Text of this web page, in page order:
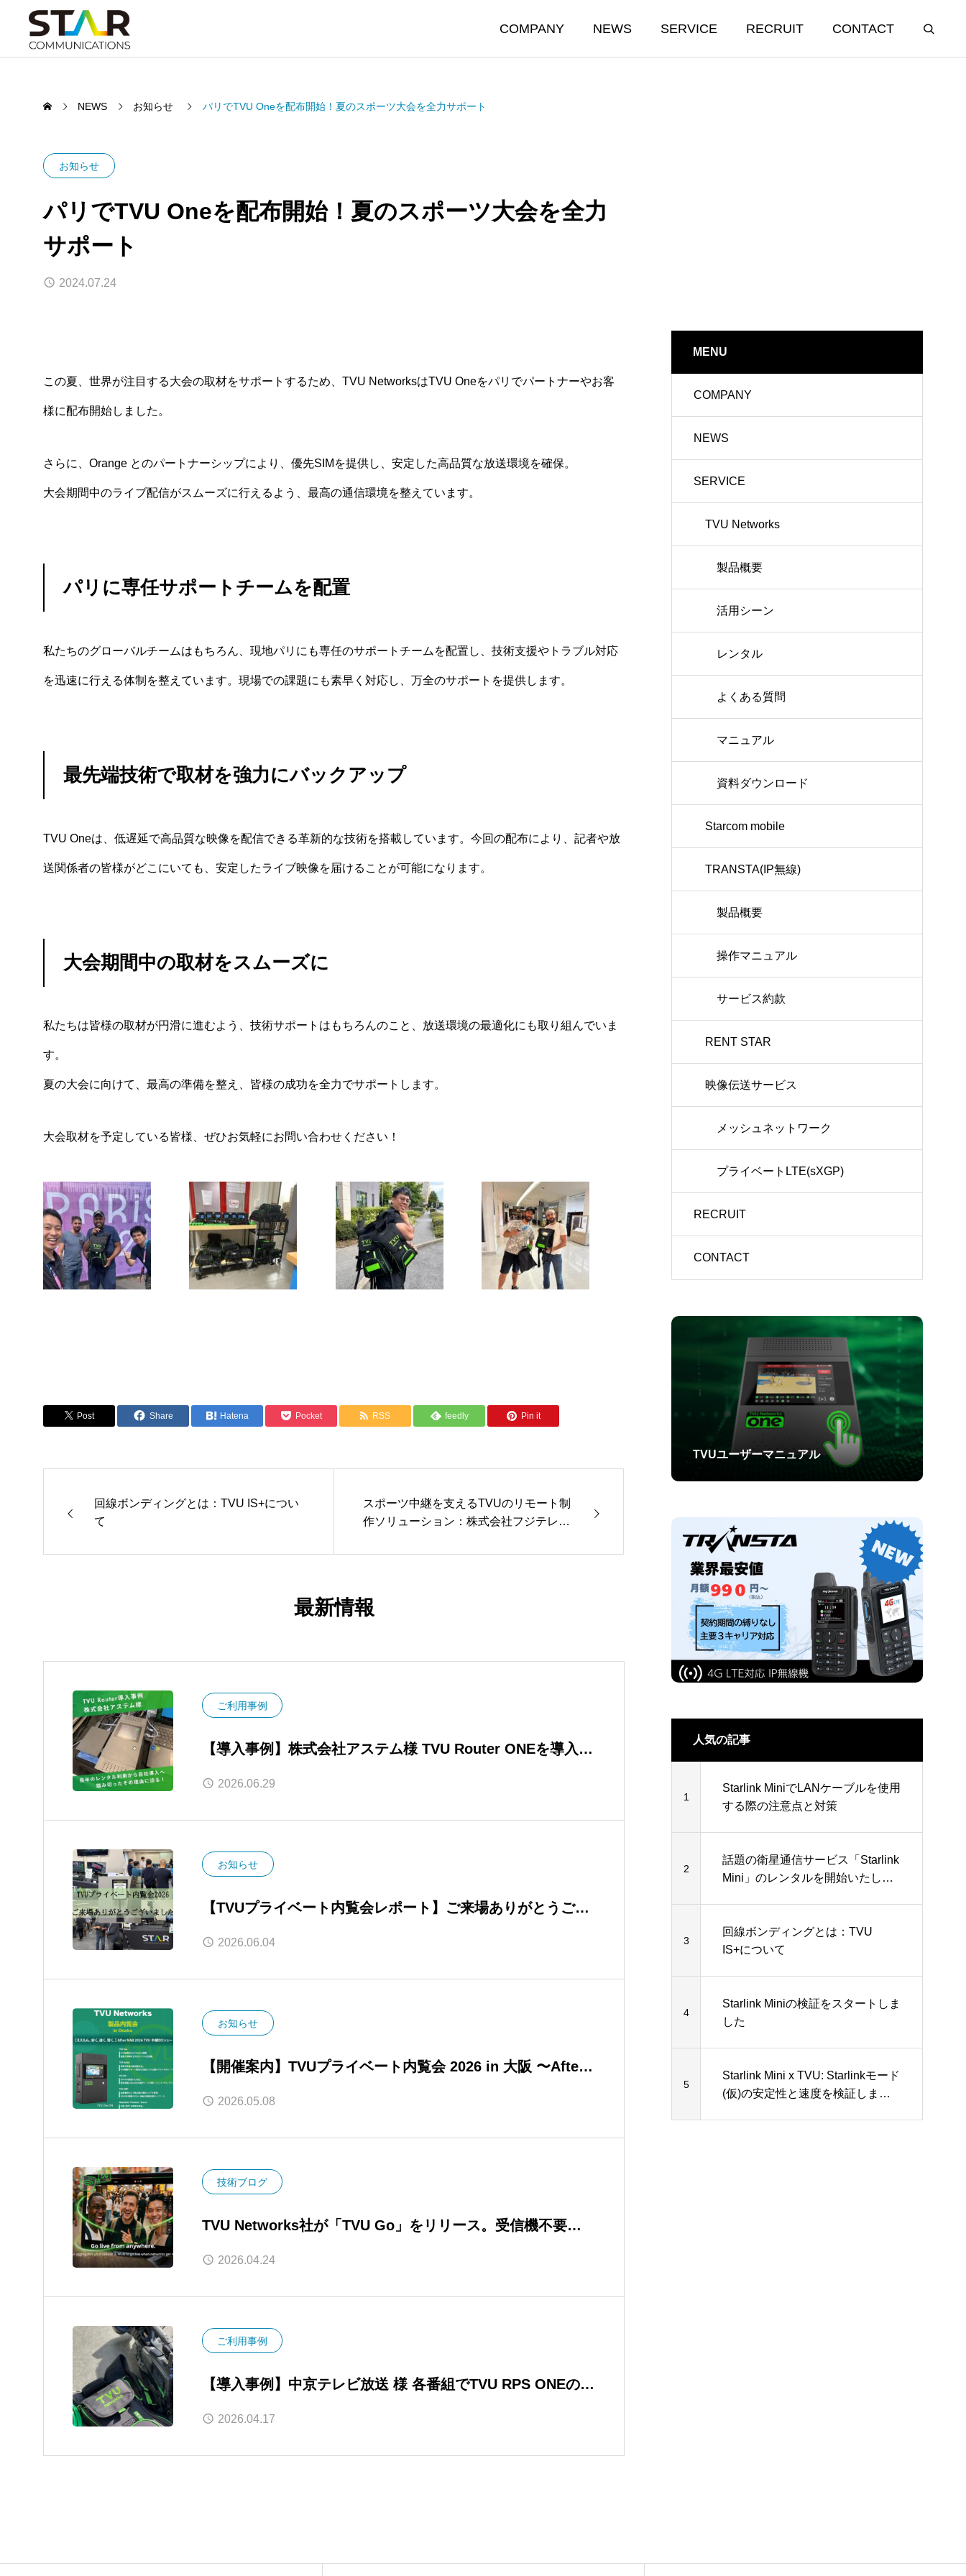
COMPANY NEWS SERVICE RECRUIT CONTACT
NEWS お知らせ パリでTVU Oneを配布開始！夏のスポーツ大会を全力サポート
お知らせ
パリでTVU Oneを配布開始！夏のスポーツ大会を全力
サポート
2024.07.24
この夏、世界が注目する大会の取材をサポートするため、TVU NetworksはTVU Oneをパリでパートナーやお客
様に配布開始しました。
さらに、Orange とのパートナーシップにより、優先SIMを提供し、安定した高品質な放送環境を確保。
大会期間中のライブ配信がスムーズに行えるよう、最高の通信環境を整えています。
パリに専任サポートチームを配置
私たちのグローバルチームはもちろん、現地パリにも専任のサポートチームを配置し、技術支援やトラブル対応
を迅速に行える体制を整えています。現場での課題にも素早く対応し、万全のサポートを提供します。
最先端技術で取材を強力にバックアップ
TVU Oneは、低遅延で高品質な映像を配信できる革新的な技術を搭載しています。今回の配布により、記者や放
送関係者の皆様がどこにいても、安定したライブ映像を届けることが可能になります。
大会期間中の取材をスムーズに
私たちは皆様の取材が円滑に進むよう、技術サポートはもちろんのこと、放送環境の最適化にも取り組んでいま
す。
夏の大会に向けて、最高の準備を整え、皆様の成功を全力でサポートします。
大会取材を予定している皆様、ぜひお気軽にお問い合わせください！
Post Share Hatena Pocket RSS feedly Pin it
回線ボンディングとは：TVU IS+につい
て
スポーツ中継を支えるTVUのリモート制
作ソリューション：株式会社フジテレビ
最新情報
ご利用事例
【導入事例】株式会社アステム様 TVU Router ONEを導入 |
レンタル運用から自社導入への切り替えで実現した機動力と
2026.06.29
お知らせ
【TVUプライベート内覧会レポート】ご来場ありがとうござ
いました！
2026.06.04
お知らせ
【開催案内】TVUプライベート内覧会 2026 in 大阪 〜After
NAB Show〜（共催：アスヒラク株式会社）
2026.05.08
技術ブログ
TVU Networks社が「TVU Go」をリリース。受信機不要、
送信機からダイレクトにIPストリーミング配信が可能に！
2026.04.24
ご利用事例
【導入事例】中京テレビ放送 様 各番組でTVU RPS ONEの運
用がスタート！
2026.04.17
MENU
COMPANY
NEWS
SERVICE
TVU Networks
製品概要
活用シーン
レンタル
よくある質問
マニュアル
資料ダウンロード
Starcom mobile
TRANSTA(IP無線)
製品概要
操作マニュアル
サービス約款
RENT STAR
映像伝送サービス
メッシュネットワーク
プライベートLTE(sXGP)
RECRUIT
CONTACT
TVUユーザーマニュアル
人気の記事
1
Starlink MiniでLANケーブルを使用
する際の注意点と対策
2
話題の衛星通信サービス「Starlink
Mini」のレンタルを開始いたしま
3
回線ボンディングとは：TVU
IS+について
4
Starlink Miniの検証をスタートしま
した
5
Starlink Mini x TVU: Starlinkモード
(仮)の安定性と速度を検証しまし